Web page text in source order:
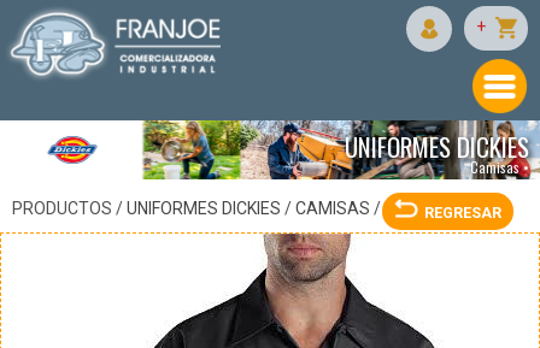
+
UNIFORMES DICKIES
Camisas •
PRODUCTOS /UNIFORMES DICKIES /CAMISAS / REGRESAR